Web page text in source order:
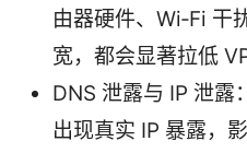
由器硬件、Wi‑Fi 干
宽，都会显著拉低
DNS 泄露与 IP 泄露
出现真实 IP 暴露，